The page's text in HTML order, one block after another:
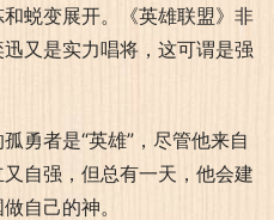
蜕变展开。《英雄联盟》非
又是实力唱将，这可谓是强
勇者是“英雄”，尽管他来自
自强，但总有一天，他会建
自己的神。